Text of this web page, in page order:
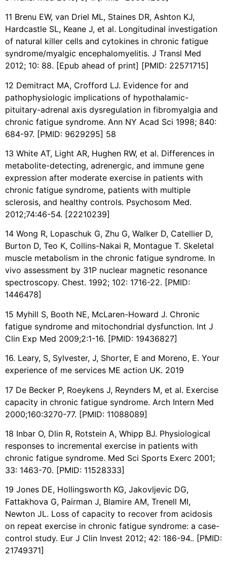
11 Brenu EW, van Driel ML, Staines DR, Ashton KJ,
Hardcastle SL, Keane J, et al. Longitudinal investigation
of natural killer cells and cytokines in chronic fatigue
syndrome/myalgic encephalomyelitis. J Transl Med
2012; 10: 88. [Epub ahead of print] [PMID: 22571715]
12 Demitract MA, Crofford LJ. Evidence for and
pathophysiologic implications of hypothalamic-
pituitary-adrenal axis dysregulation in fibromyalgia and
chronic fatigue syndrome. Ann NY Acad Sci 1998; 840:
684-97. [PMID: 9629295] 58
13 White AT, Light AR, Hughen RW, et al. Differences in
metabolite-detecting, adrenergic, and immune gene
expression after moderate exercise in patients with
chronic fatigue syndrome, patients with multiple
sclerosis, and healthy controls. Psychosom Med.
2012;74:46-54. [22210239]
14 Wong R, Lopaschuk G, Zhu G, Walker D, Catellier D,
Burton D, Teo K, Collins-Nakai R, Montague T. Skeletal
muscle metabolism in the chronic fatigue syndrome. In
vivo assessment by 31P nuclear magnetic resonance
spectroscopy. Chest. 1992; 102: 1716-22. [PMID:
1446478]
15 Myhill S, Booth NE, McLaren-Howard J. Chronic
fatigue syndrome and mitochondrial dysfunction. Int J
Clin Exp Med 2009;2:1-16. [PMID: 19436827]
16. Leary, S, Sylvester, J, Shorter, E and Moreno, E. Your
experience of me services ME action UK. 2019
17 De Becker P, Roeykens J, Reynders M, et al. Exercise
capacity in chronic fatigue syndrome. Arch Intern Med
2000;160:3270-77. [PMID: 11088089]
18 Inbar O, Dlin R, Rotstein A, Whipp BJ. Physiological
responses to incremental exercise in patients with
chronic fatigue syndrome. Med Sci Sports Exerc 2001;
33: 1463-70. [PMID: 11528333]
19 Jones DE, Hollingsworth KG, Jakovljevic DG,
Fattakhova G, Pairman J, Blamire AM, Trenell MI,
Newton JL. Loss of capacity to recover from acidosis
on repeat exercise in chronic fatigue syndrome: a case-
control study. Eur J Clin Invest 2012; 42: 186-94.. [PMID:
21749371]